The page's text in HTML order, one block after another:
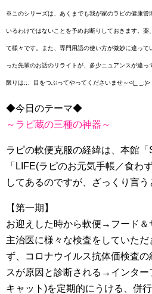
※このシリーズは、あくまでも我が家のラピの健康管
いるわけではないことを予めお断りしておきます。
て様々です。また、専門用語の使い方が微妙に違って
った先輩のお話のリライトが、多少ニュアンスが違
限りは;;、目をつぶってやってくださいませ～<(_ _;)>
◆今日のテーマ◆
～ラピ蔵の三種の神器～
ラピの軟便克服の経緯は、本館
「LIFE(ラピのお元気手帳／食わ
してあるのですが、ざっくり言う
【第一期】
お迎えした時から軟便→フード＆
主治医に様々な検査をしていた
ず、コロナウイルス抗体価検査
スが原因と診断される→インター
キャット)を定期的にうける、併